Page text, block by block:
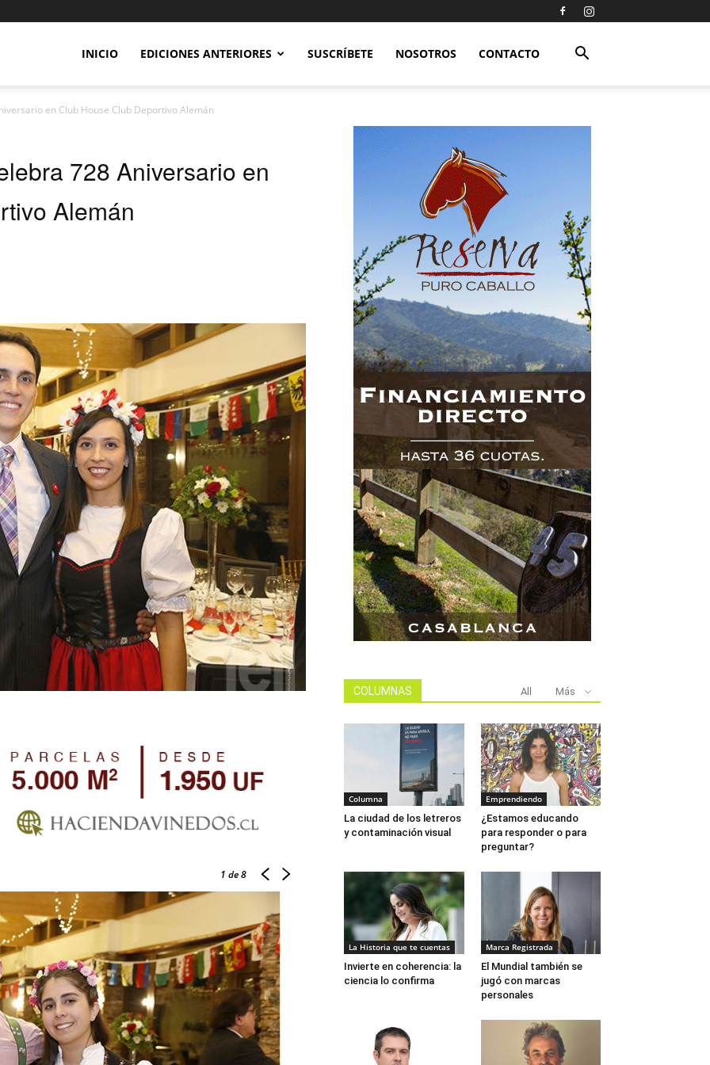
INICIO EDICIONES ANTERIORES SUSCRÍBETE NOSOTROS CONTACTO
en Club House Club Deportivo Alemán
728 Aniversario en
Alemán
1 de 8
COLUMNAS All Más
Columna
La ciudad de los letreros
y contaminación visual
Emprendiendo
¿Estamos educando
para responder o para
preguntar?
La Historia que te cuentas
Invierte en coherencia: la
ciencia lo confirma
Marca Registrada
El Mundial también se
jugó con marcas
personales